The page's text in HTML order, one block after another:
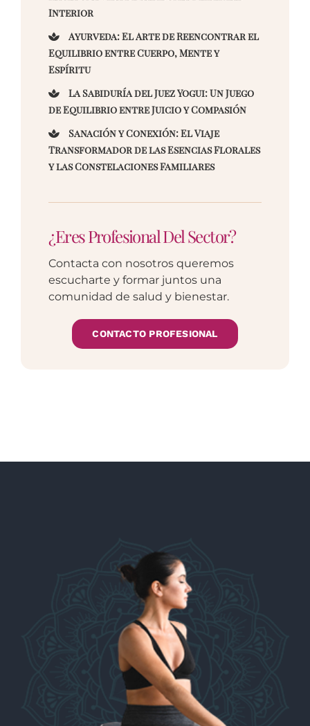
Interior
Ayurveda: El Arte de Reencontrar el
Equilibrio entre Cuerpo, Mente y
Espíritu
La Sabiduría del Juez Yogui: Un Juego
de Equilibrio entre Juicio y Compasión
Sanación y Conexión: El Viaje
Transformador de las Esencias Florales
y las Constelaciones Familiares
¿Eres Profesional Del Sector?
Contacta con nosotros queremos
escucharte y formar juntos una
comunidad de salud y bienestar.
CONTACTO PROFESIONAL